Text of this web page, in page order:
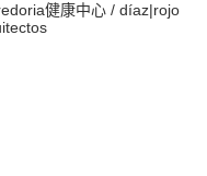
健康中心 / díaz|rojo